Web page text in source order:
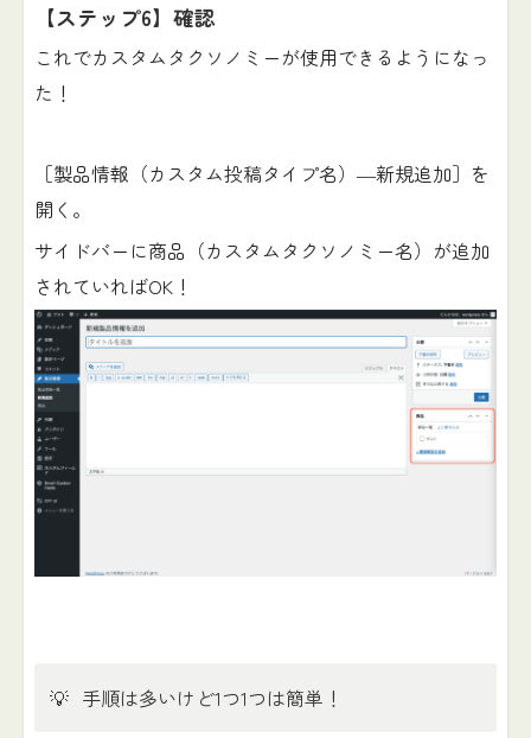
【ステップ6】確認
これでカスタムタクソノミーが使用できるようになっ
た！
［製品情報（カスタム投稿タイプ名）―新規追加］を
開く。
サイドバーに商品（カスタムタクソノミー名）が追加
されていればOK！
💡 手順は多いけど1つ1つは簡単！